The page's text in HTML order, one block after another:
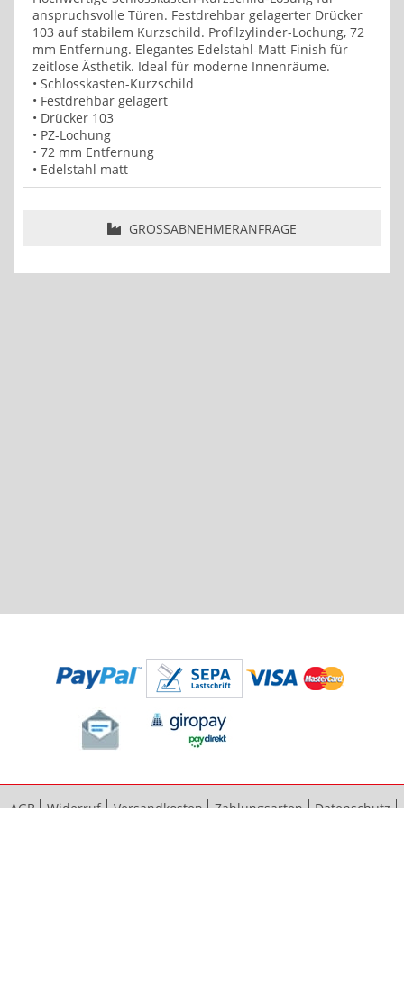
anspruchsvolle Türen. Festdrehbar gelagerter Drücker
103 auf stabilem Kurzschild. Profilzylinder-Lochung, 72
mm Entfernung. Elegantes Edelstahl-Matt-Finish für
zeitlose Ästhetik. Ideal für moderne Innenräume.
• Schlosskasten-Kurzschild
• Festdrehbar gelagert
• Drücker 103
• PZ-Lochung
• 72 mm Entfernung
• Edelstahl matt
GROSSABNEHMERANFRAGE
AGB Widerruf Versandkosten Zahlungsarten
Datenschutz